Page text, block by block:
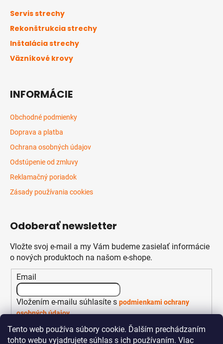
Tento web používa súbory cookie. Ďalším prechádzaním
tohto webu vyjadrujete súhlas s ich používaním. Viac
Servis strechy
Rekonštrukcia strechy
Inštalácia strechy
Väzníkové krovy
INFORMÁCIE
Obchodné podmienky
Doprava a platba
Ochrana osobných údajov
Odstúpenie od zmluvy
Reklamačný poriadok
Zásady používania cookies
Odoberať newsletter
Vložte svoj e-mail a my Vám budeme zasielať informácie
o nových produktoch na našom e-shope.
Email
Vložením e-mailu súhlasíte s podmienkami ochrany
osobných údajov
PRIHLÁSIŤ SA